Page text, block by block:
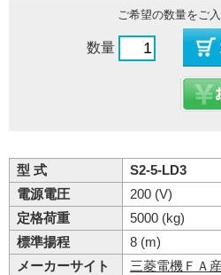
ご希望の数量をご
数量
型 式
S2-5-LD3
電源電圧
200 (V)
定格荷重
5000 (kg)
標準揚程
8 (m)
メーカーサイト
三菱電機ＦＡ